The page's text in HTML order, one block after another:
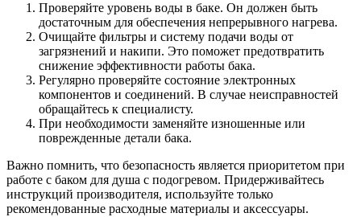
Проверяйте уровень воды в баке. Он должен быть
достаточным для обеспечения непрерывного нагрева.
Очищайте фильтры и систему подачи воды от
загрязнений и накипи. Это поможет предотвратить
снижение эффективности работы бака.
Регулярно проверяйте состояние электронных
компонентов и соединений. В случае неисправностей
обращайтесь к специалисту.
При необходимости заменяйте изношенные или
поврежденные детали бака.
Важно помнить, что безопасность является приоритетом при
работе с баком для душа с подогревом. Придерживайтесь
инструкций производителя, используйте только
рекомендованные расходные материалы и аксессуары.